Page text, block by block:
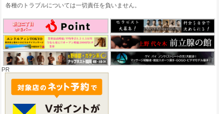
各種のトラブルについては一切責任を負いません。
PR